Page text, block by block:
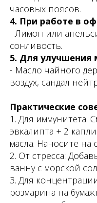
часовых поясов.
4. При работе в
- Лимон или
сонливость.
5. Для
- Масло чайного
воздух, сандал
Практические
1. Для иммунитета:
эвкалипта + 2
масла. Наносите на
2. От стресса:
ванну с морской
3. Для
розмарина на